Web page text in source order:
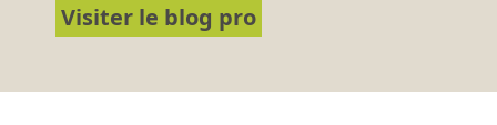
Visiter le blog pro